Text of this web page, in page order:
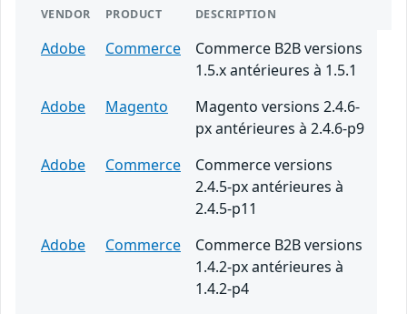
VENDOR PRODUCT DESCRIPTION
Adobe Commerce
Commerce B2B versions
1.5.x antérieures à 1.5.1
Adobe
Magento
Magento versions 2.4.6-
px antérieures à 2.4.6-p9
Adobe
Commerce
Commerce versions
2.4.5-px antérieures à
2.4.5-p11
Adobe
Commerce
Commerce B2B versions
1.4.2-px antérieures à
1.4.2-p4